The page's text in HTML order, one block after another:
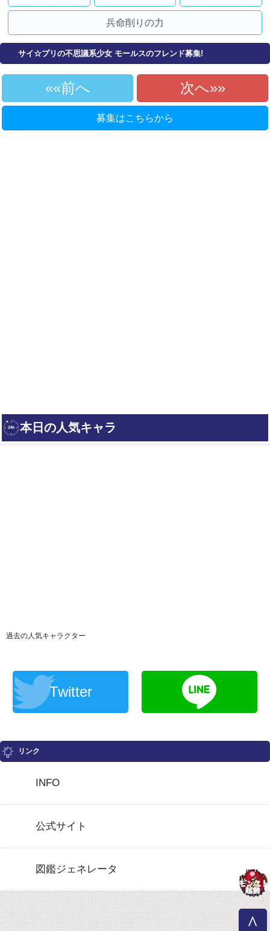
兵命削りの力
サイ☆プリの不思議系少女 モールスのフレンド募集!
«前へ 次へ»
募集はこちらから
過去の人気キャラクター
Twitter
リンク
INFO
公式サイト
図鑑ジェネレータ